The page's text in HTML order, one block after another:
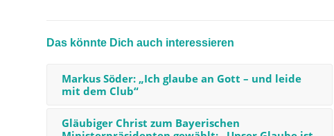
Das könnte Dich auch interessieren
Markus Söder: „Ich glaube an Gott – und leide
mit dem Club“
Gläubiger Christ zum Bayerischen